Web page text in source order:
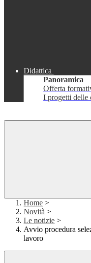
Didattica
Panoramica
Offerta
I progetti delle
Home >
Novità >
Le notizie >
Avvio procedura
lavoro